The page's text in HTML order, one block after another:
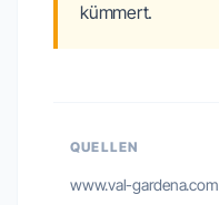
kümmert.
QUELLEN
www.val-gardena.com